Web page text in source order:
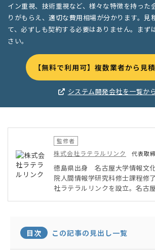
イン重視、技術重視など、様々な特徴を持った
りがもらえ、適切な費用相場が分かります。見
て、必ずしも契約する必要はありません。まず
さい。
【無料で利用可】複数業者から見
システム開発会社を一覧か
監修者
株式会社ラテラルリンク 代表取
徳島県出身 名古屋大学情報文
院人間情報学研究科修士課程修
社ラテラルリンクを設立。名古
済産業省認定「スマートSMEサポ
目次 この記事の見出し一覧